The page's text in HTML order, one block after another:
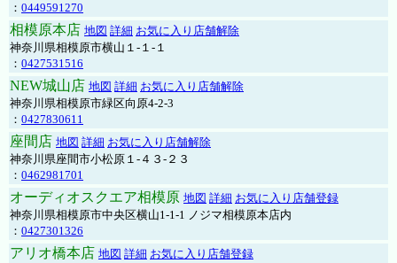
： 0449591270
相模原本店 地図 詳細 お気に入り店舗解除
神奈川県相模原市横山１-１-１
： 0427531516
NEW城山店 地図 詳細 お気に入り店舗解除
神奈川県相模原市緑区向原4-2-3
： 0427830611
座間店 地図 詳細 お気に入り店舗解除
神奈川県座間市小松原１-４３-２３
： 0462981701
オーディオスクエア相模原 地図 詳細 お気に入り店舗登録
神奈川県相模原市中央区横山1-1-1 ノジマ相模原本店内
： 0427301326
アリオ橋本店 地図 詳細 お気に入り店舗登録